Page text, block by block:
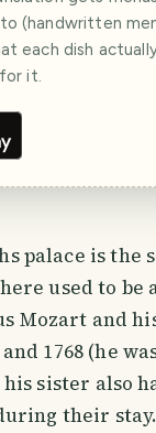
(handwritten
each dish
it.
palace is the
used to be
Mozart and
1768 (he
sister also
their stay.